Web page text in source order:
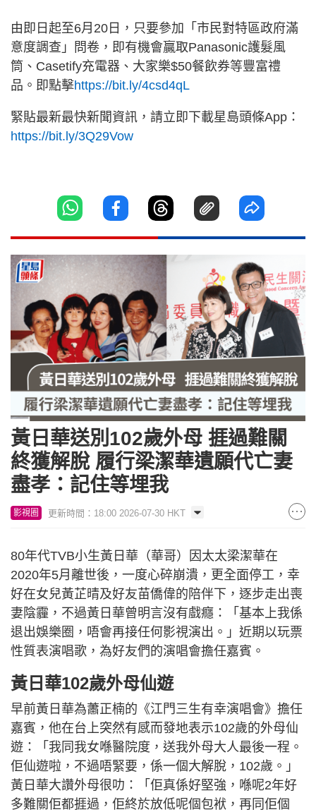
由即日起至6月20日，只要參加「市民對特區政府滿
意度調查」問卷，即有機會贏取Panasonic護髮風
筒、Casetify充電器、大家樂$50餐飲券等豐富禮
品。即點擊https://bit.ly/4csd4qL
緊貼最新最快新聞資訊，請立即下載星島頭條App：
https://bit.ly/3Q29Vow
黃日華送別102歲外母 捱過難關
終獲解脫 履行梁潔華遺願代亡妻
盡孝：記住等埋我
影視圈 更新時間：18:00 2026-07-30 HKT
80年代TVB小生黃日華（華哥）因太太梁潔華在
2020年5月離世後，一度心碎崩潰，更全面停工，幸
好在女兒黃芷晴及好友苗僑偉的陪伴下，逐步走出喪
妻陰霾，不過黃日華曾明言沒有戲癮：「基本上我係
退出娛樂圈，唔會再接任何影視演出。」近期以玩票
性質表演唱歌，為好友們的演唱會擔任嘉賓。
黃日華102歲外母仙遊
早前黃日華為蕭正楠的《江門三生有幸演唱會》擔任
嘉賓，他在台上突然有感而發地表示102歲的外母仙
遊：「我同我女喺醫院度，送我外母大人最後一程。
佢仙遊啦，不過唔緊要，係一個大解脫，102歲。」
黃日華大讚外母很叻：「佢真係好堅強，喺呢2年好
多難關佢都捱過，佢終於放低呢個包袱，再同佢個